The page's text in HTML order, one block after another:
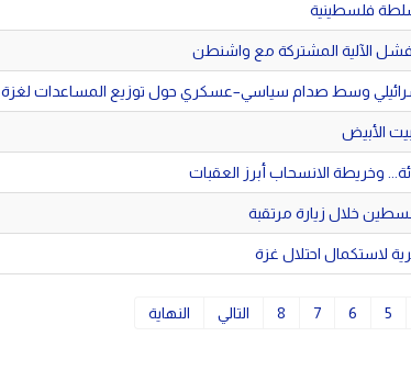
سلطة فلسطينية
فشل الآلية المشتركة مع واشنطن
وسط صدام سياسي–عسكري حول توزيع المساعدات لغزة
الأبيض
وخريطة الانسحاب أبرز العقبات
خلال زيارة مرتقبة
5
6
7
8 التالي النهاية